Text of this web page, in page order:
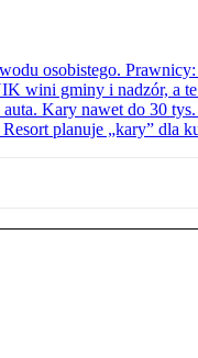
osobistego. Prawnicy:
wini gminy i nadzór, a
Kary nawet do 30 tys.
planuje „kary” dla